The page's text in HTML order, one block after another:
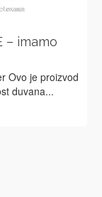
– imamo
Ovo je proizvod
duvana...